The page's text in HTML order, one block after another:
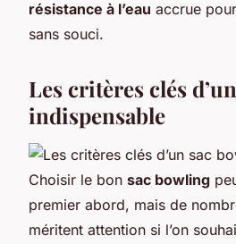
résistance à l’eau accrue
sans souci.
Les critères clés
indispensable
Choisir le bon sac bowling
premier abord, mais de
méritent attention si l’on